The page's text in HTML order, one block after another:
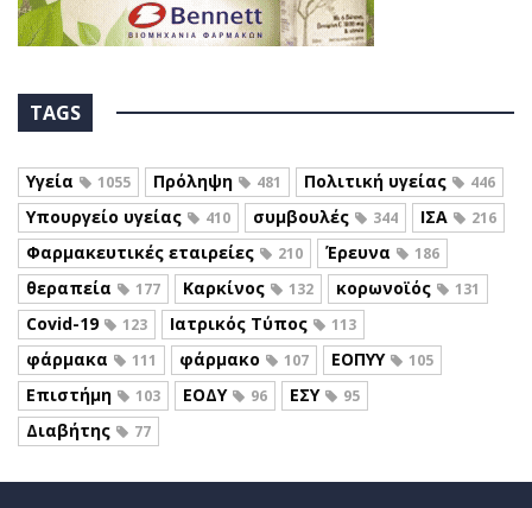
TAGS
Υγεία 1055 Πρόληψη 481 Πολιτική υγείας 446
Υπουργείο υγείας 410 συμβουλές 344 ΙΣΑ 216
Φαρμακευτικές εταιρείες 210 Έρευνα 186
θεραπεία 177 Καρκίνος 132 κορωνοϊός 131
Covid-19 123 Ιατρικός Τύπος 113
φάρμακα 111 φάρμακο 107 ΕΟΠΥΥ 105
Επιστήμη 103 ΕΟΔΥ 96 ΕΣΥ 95
Διαβήτης 77